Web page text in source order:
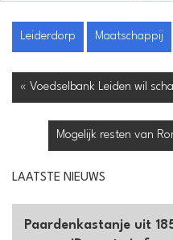
Leiderdorp Maatschappij
« Voedselbank Leiden wil
Mogelijk resten van
LAATSTE NIEUWS
Paardenkastanje uit